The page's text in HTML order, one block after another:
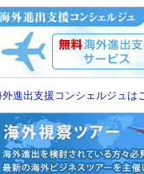
外進出支援コンシェルジュは